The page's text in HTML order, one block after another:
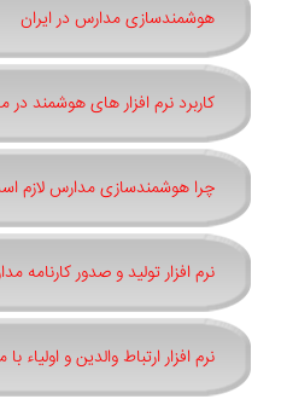
هوشمندسازی مدارس در ایران
کاربرد نرم افزار های هوشمند در
چرا هوشمندسازی مدارس لازم
نرم افزار تولید و صدور کارنامه
نرم افزار ارتباط والدین و اولیاء